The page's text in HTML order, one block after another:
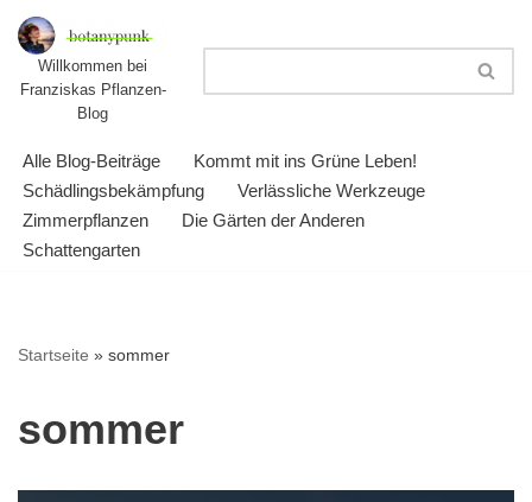
Zum
Inhalt
springen
Willkommen bei
Franziskas Pflanzen-
Blog
Alle Blog-Beiträge
Kommt mit ins Grüne Leben!
Schädlingsbekämpfung
Verlässliche Werkzeuge
Zimmerpflanzen
Die Gärten der Anderen
Schattengarten
Startseite » sommer
sommer